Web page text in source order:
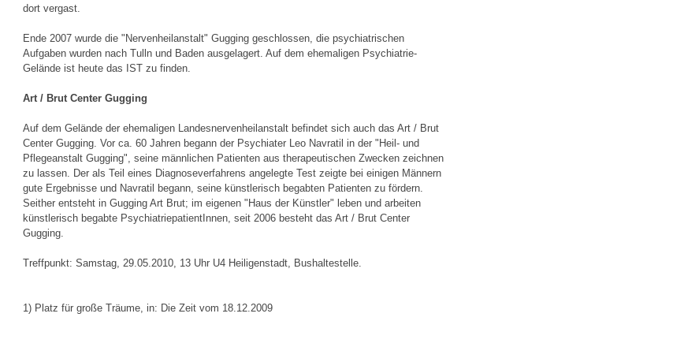
dort vergast.
Ende 2007 wurde die "Nervenheilanstalt" Gugging geschlossen, die psychiatrischen
Aufgaben wurden nach Tulln und Baden ausgelagert. Auf dem ehemaligen Psychiatrie-
Gelände ist heute das IST zu finden.
Art / Brut Center Gugging
Auf dem Gelände der ehemaligen Landesnervenheilanstalt befindet sich auch das Art / Brut
Center Gugging. Vor ca. 60 Jahren begann der Psychiater Leo Navratil in der "Heil- und
Pflegeanstalt Gugging", seine männlichen Patienten aus therapeutischen Zwecken zeichnen
zu lassen. Der als Teil eines Diagnoseverfahrens angelegte Test zeigte bei einigen Männern
gute Ergebnisse und Navratil begann, seine künstlerisch begabten Patienten zu fördern.
Seither entsteht in Gugging Art Brut; im eigenen "Haus der Künstler" leben und arbeiten
künstlerisch begabte PsychiatriepatientInnen, seit 2006 besteht das Art / Brut Center
Gugging.
Treffpunkt: Samstag, 29.05.2010, 13 Uhr U4 Heiligenstadt, Bushaltestelle.
1) Platz für große Träume, in: Die Zeit vom 18.12.2009